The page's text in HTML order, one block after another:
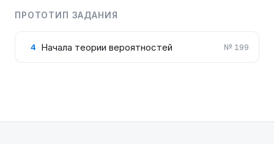
ПРОТОТИП ЗАДАНИЯ
4 Начала теории вероятностей № 199